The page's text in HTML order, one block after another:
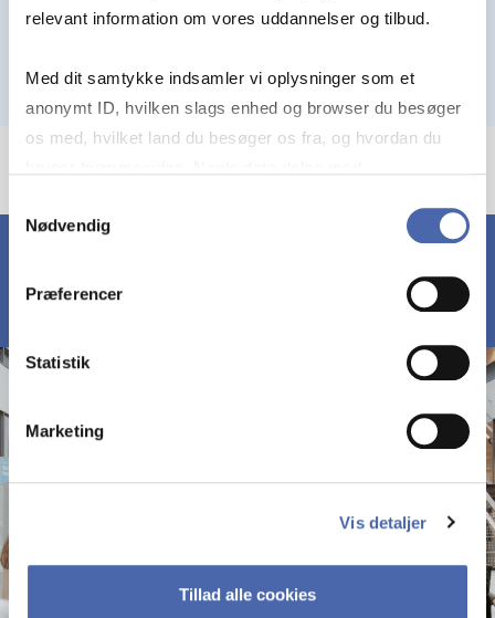
relevant information om vores uddannelser og tilbud.
Med dit samtykke indsamler vi oplysninger som et
anonymt ID, hvilken slags enhed og browser du besøger
os med, hvilket land du besøger os fra, og hvordan du
markedsføring. Du bestemmer selv - og kan altid trække
Nødvendig
Præferencer
Statistik
Marketing
Vis detaljer
Tillad alle cookies